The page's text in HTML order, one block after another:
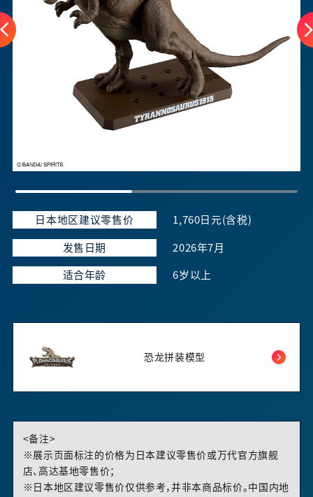
日本地区建议零售价 1,760日元(含税)
发售日期 2026年7月
适合年龄 6岁以上
恐龙拼装模型
<备注>
※展示页面标注的价格为日本建议零售价或万代官方旗舰
店、高达基地零售价；
※日本地区建议零售价仅供参考，并非本商品标价。中国内地